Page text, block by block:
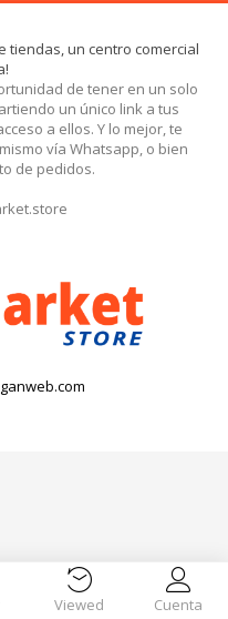
Viewed Cuenta
tiendas, un centro comercial
de tener en un solo
un único link a tus
a ellos. Y lo mejor, te
vía Whatsapp, o bien
de pedidos.